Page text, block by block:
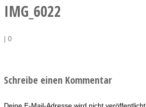
IMG_6022
| 0
Schreibe einen Kommentar
Deine E-Mail-Adresse wird nicht veröffentlicht.